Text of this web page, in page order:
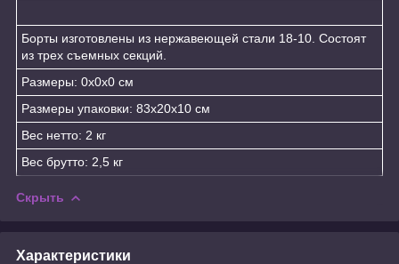
Борты изготовлены из нержавеющей стали 18-10. Состоят
из трех съемных секций.
Размеры: 0x0x0 см
Размеры упаковки: 83x20x10 см
Вес нетто: 2 кг
Вес брутто: 2,5 кг
Скрыть
Характеристики